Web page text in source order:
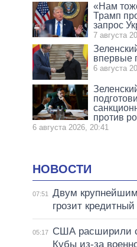
«Нам
Трамп
запрос
7 августа
впервые
6 августа
против
6 августа 2026, 20:41
НОВОСТИ
07:51
Двум
грозит
05:17
США расширили
Кубы из-за